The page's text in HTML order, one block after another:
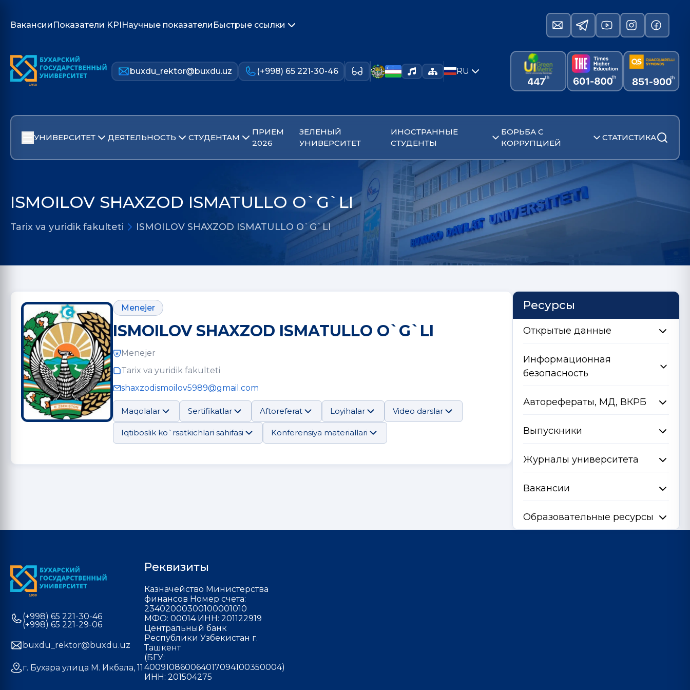
Вакансии Показатели KPIНаучные показатели Быстрые ссылки
buxdu_rektor@buxdu.uz (+998) 65 221-30-46 RU
УНИВЕРСИТЕТ ДЕЯТЕЛЬНОСТЬ СТУДЕНТАМ
ПРИЕМ
2026
ЗЕЛЕНЫЙ
УНИВЕРСИТЕТ
ИНОСТРАННЫЕ
СТУДЕНТЫ
БОРЬБА С
КОРРУПЦИЕЙ
СТАТИСТИКА
ISMOILOV SHAXZOD ISMATULLO O`G`LI
Tarix va yuridik fakulteti ISMOILOV SHAXZOD ISMATULLO O`G`LI
Menejer
ISMOILOV SHAXZOD ISMATULLO O`G`LI
Menejer
Tarix va yuridik fakulteti
shaxzodismoilov5989@gmail.com
Maqolalar Sertifikatlar Aftoreferat Loyihalar Video darslar
Iqtiboslik ko`rsatkichlari sahifasi Konferensiya materiallari
Ресурсы
Открытые данные
Информационная
безопасность
Авторефераты, МД, ВКРБ
Выпускники
Журналы университета
Вакансии
Образовательные ресурсы
(+998) 65 221-30-46
(+998) 65 221-29-06
buxdu_rektor@buxdu.uz
г. Бухара улица М. Икбала, 11
Реквизиты
Казначейство Министерства
финансов Номер счета:
23402000300100001010
МФО: 00014 ИНН: 201122919
Центральный банк
Республики Узбекистан г.
Ташкент
(БГУ:
400910860064017094100350004)
ИНН: 201504275